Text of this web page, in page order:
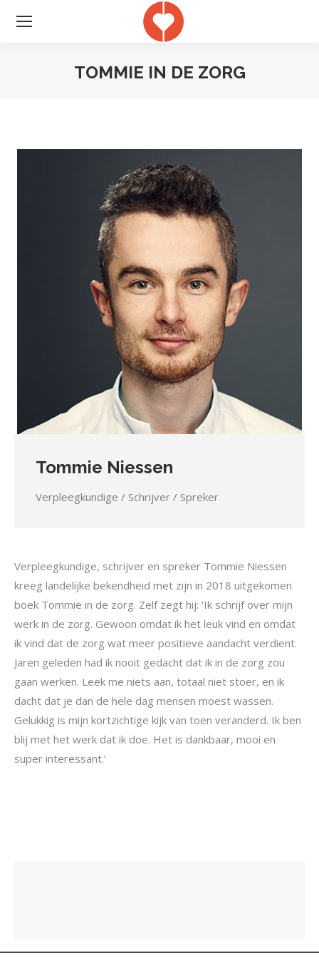
TOMMIE IN DE ZORG
Tommie Niessen
Verpleegkundige / Schrijver / Spreker
Verpleegkundige, schrijver en spreker Tommie Niessen
kreeg landelijke bekendheid met zijn in 2018 uitgekomen
boek Tommie in de zorg. Zelf zegt hij: ‘Ik schrijf over mijn
werk in de zorg. Gewoon omdat ik het leuk vind en omdat
ik vind dat de zorg wat meer positieve aandacht verdient.
Jaren geleden had ik nooit gedacht dat ik in de zorg zou
gaan werken. Leek me niets aan, totaal niet stoer, en ik
dacht dat je dan de hele dag mensen moest wassen.
Gelukkig is mijn kortzichtige kijk van toen veranderd. Ik ben
blij met het werk dat ik doe. Het is dankbaar, mooi en
super interessant.’